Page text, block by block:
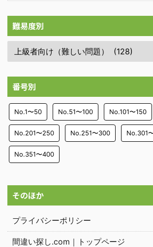
難易度別
番号別
No.1〜50 No.51〜100 No.101〜150
No.201〜250 No.251〜300 No.301
No.351〜400
そのほか
プライバシーポリシー
間違い探し.com｜トップページ